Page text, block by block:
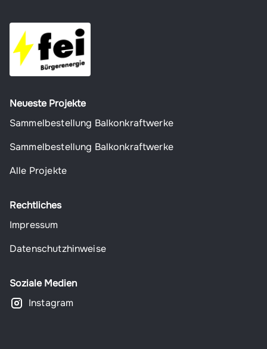
Neueste Projekte
Sammelbestellung Balkonkraftwerke
Sammelbestellung Balkonkraftwerke
Alle Projekte
Rechtliches
Impressum
Datenschutzhinweise
Soziale Medien
Instagram